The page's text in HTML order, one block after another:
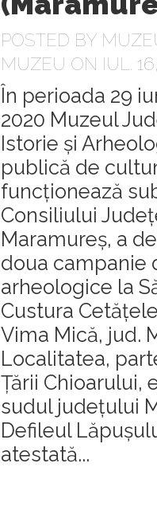
POSTED BY
MUZEU ON IUL.
În perioada 29
2020 Muzeul
Istorie și
publică de
funcționează
Consiliului
Maramureș, a
doua campanie
arheologice la
Custura
Vima Mică, jud.
Localitatea,
Țării Chioarului,
sudul județului
Defileul
atestată...